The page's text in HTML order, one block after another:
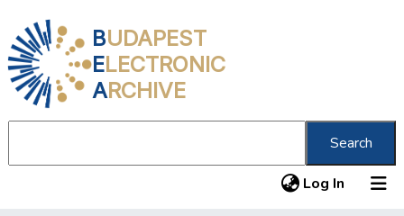
BUDAPEST
ELECTRONIC
ARCHIVE
Search
Log In (current)